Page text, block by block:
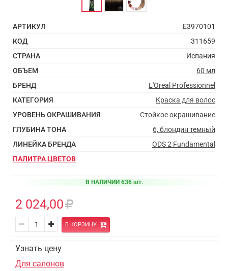
АРТИКУЛ
E3970101
КОД
311659
СТРАНА
Испания
ОБЪЕМ
60 мл
БРЕНД
L'Oreal Professionnel
КАТЕГОРИЯ
Краска для волос
УРОВЕНЬ ОКРАШИВАНИЯ
Стойкое окрашивание
ГЛУБИНА ТОНА
6, блондин темный
ЛИНЕЙКА БРЕНДА
ODS 2 Fundamental
ПАЛИТРА ЦВЕТОВ
В НАЛИЧИИ 636 шт.
2 024,00
В КОРЗИНУ
Узнать цену
Для салонов